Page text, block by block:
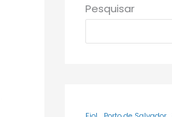
Pesquisar